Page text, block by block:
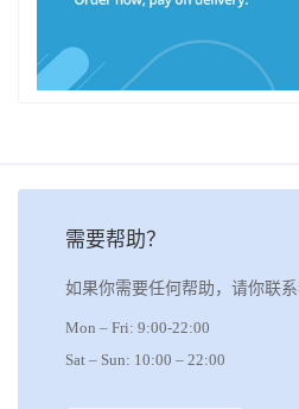
需要帮助？
如果你需要任何帮助，请你联
Mon – Fri: 9:00-22:00
Sat – Sun: 10:00 – 22:00